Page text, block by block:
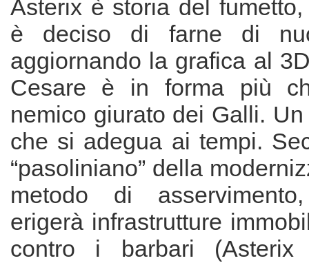
Asterix è storia del
è deciso di farne di
aggiornando la grafica al
Cesare è in forma più
nemico giurato dei Galli.
che si adegua ai tempi.
“pasoliniano” della
metodo di asservimento,
erigerà infrastrutture
contro i barbari